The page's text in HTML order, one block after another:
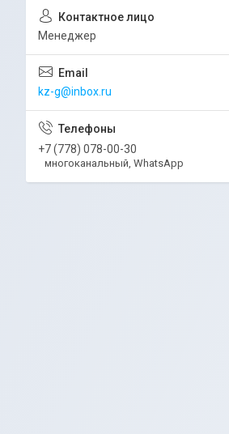
Менеджер
kz-g@inbox.ru
+7 (778) 078-00-30
многоканальный, WhatsApp